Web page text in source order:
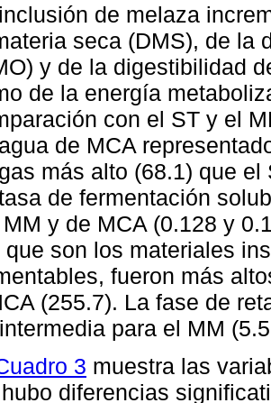
de melaza
seca (DMS), de la
y de la digestibilidad
de la energía
con el ST y el
de MCA
más alto (68.1) que
de fermentación
y de MCA (0.128 y
que son los materiales
fueron más
(255.7). La fase de
para el MM
3 muestra las
diferencias